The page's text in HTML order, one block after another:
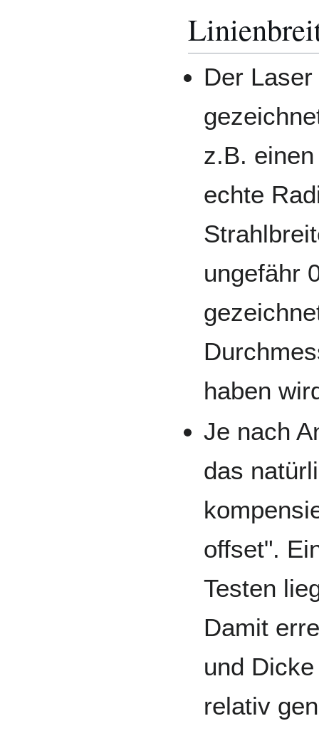
Der
z.B.
echte
ungefähr
haben
Je nach
das
offset".
Testen
Damit
und
relativ